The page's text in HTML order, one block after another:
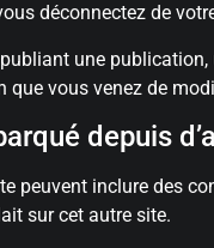
déconnectez de
une
que vous venez de
depuis
peuvent inclure des
sur cet autre site.